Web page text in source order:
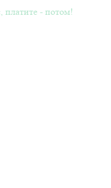
платите - потом!